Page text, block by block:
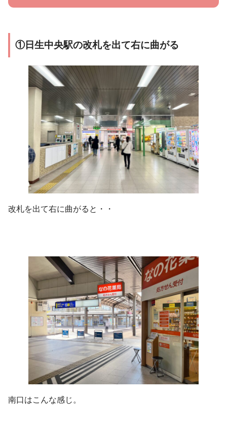
①日生中央駅の改札を出て右に曲がる
改札を出て右に曲がると・・
南口はこんな感じ。